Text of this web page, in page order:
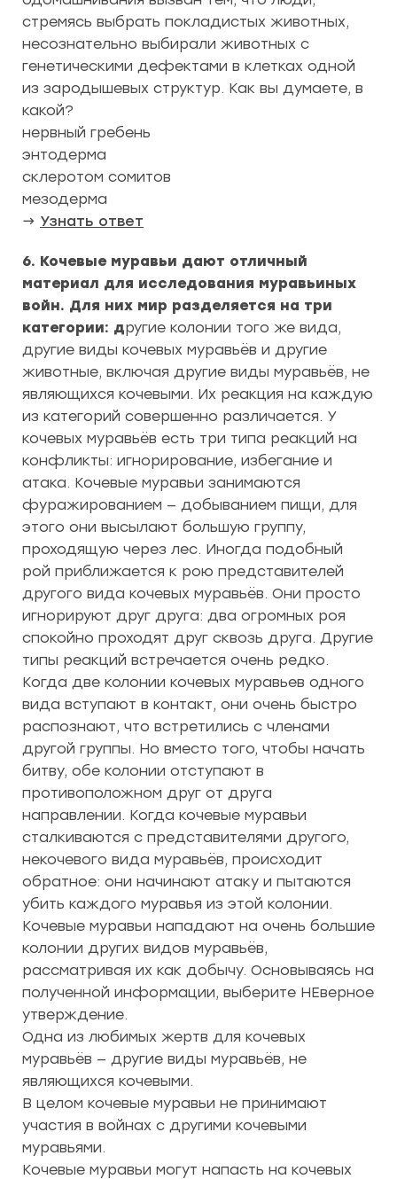
стремясь выбрать покладистых животных,
несознательно выбирали животных с
генетическими дефектами в клетках одной
из зародышевых структур. Как вы думаете, в
какой?
нервный гребень
энтодерма
склеротом сомитов
мезодерма
→ Узнать ответ
6. Кочевые муравьи дают отличный
материал для исследования муравьиных
войн. Для них мир разделяется на три
категории: другие колонии того же вида,
другие виды кочевых муравьёв и другие
животные, включая другие виды муравьёв, не
являющихся кочевыми. Их реакция на каждую
из категорий совершенно различается. У
кочевых муравьёв есть три типа реакций на
конфликты: игнорирование, избегание и
атака. Кочевые муравьи занимаются
фуражированием — добыванием пищи, для
этого они высылают большую группу,
проходящую через лес. Иногда подобный
рой приближается к рою представителей
другого вида кочевых муравьёв. Они просто
игнорируют друг друга: два огромных роя
спокойно проходят друг сквозь друга. Другие
типы реакций встречается очень редко.
Когда две колонии кочевых муравьев одного
вида вступают в контакт, они очень быстро
распознают, что встретились с членами
другой группы. Но вместо того, чтобы начать
битву, обе колонии отступают в
противоположном друг от друга
направлении. Когда кочевые муравьи
сталкиваются с представителями другого,
некочевого вида муравьёв, происходит
обратное: они начинают атаку и пытаются
убить каждого муравья из этой колонии.
Кочевые муравьи нападают на очень большие
колонии других видов муравьёв,
рассматривая их как добычу. Основываясь на
полученной информации, выберите НЕверное
утверждение.
Одна из любимых жертв для кочевых
муравьёв — другие виды муравьёв, не
являющихся кочевыми.
В целом кочевые муравьи не принимают
участия в войнах с другими кочевыми
муравьями.
Кочевые муравьи могут напасть на кочевых